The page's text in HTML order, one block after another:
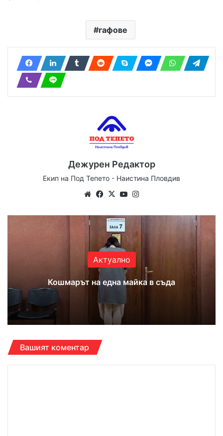
гафове
Дежурен Редактор
Екип на Под Тепето - Наистина Пловдив
We
te
Fa
bo
ok
X
Yo
ub
e
ra
Актуално
Кошмарът на една майка в съда
Вашият коментар